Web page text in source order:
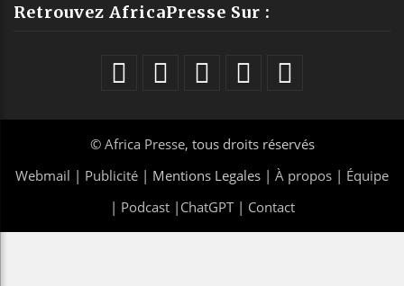
Retrouvez AfricaPresse Sur :
© Africa Presse, tous droits réservés
Webmail | Publicité | Mentions Legales | À propos | Équipe
| Podcast| ChatGPT| Contact